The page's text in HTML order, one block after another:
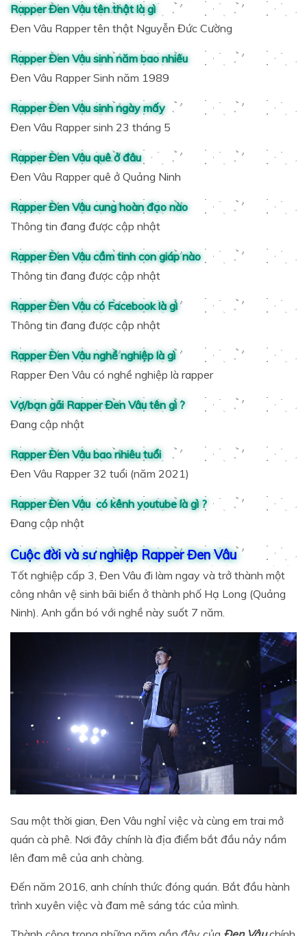
Rapper Đen Vâu tên thật là gì
Đen Vâu Rapper tên thật Nguyễn Đức Cường
Rapper Đen Vâu sinh năm bao nhiêu
Đen Vâu Rapper Sinh năm 1989
Rapper Đen Vâu sinh ngày mấy
Đen Vâu Rapper sinh 23 tháng 5
Rapper Đen Vâu quê ở đâu
Đen Vâu Rapper quê ở Quảng Ninh
Rapper Đen Vâu cung hoàn đạo nào
Thông tin đang được cập nhật
Rapper Đen Vâu cầm tinh con giáp nào
Thông tin đang được cập nhật
Rapper Đen Vâu có Facebook là gì
Thông tin đang được cập nhật
Rapper Đen Vâu nghề nghiệp là gì
Rapper Đen Vâu có nghề nghiệp là rapper
Vợ/bạn gái Rapper Đen Vâu tên gì ?
Đang cập nhật
Rapper Đen Vâu bao nhiêu tuổi
Đen Vâu Rapper 32 tuổi (năm 2021)
Rapper Đen Vâu có kênh youtube là gì ?
Đang cập nhật
Cuộc đời và sư nghiệp Rapper Đen Vâu
Tốt nghiệp cấp 3, Đen Vâu đi làm ngay và trở thành một
công nhân vệ sinh bãi biển ở thành phố Hạ Long (Quảng
Ninh). Anh gắn bó với nghề này suốt 7 năm.
Sau một thời gian, Đen Vâu nghỉ việc và cùng em trai mở
quán cà phê. Nơi đây chính là địa điểm bắt đầu nảy nầm
lên đam mê của anh chàng.
Đến năm 2016, anh chính thức đóng quán. Bắt đầu hành
trình xuyên việc và đam mê sáng tác của mình.